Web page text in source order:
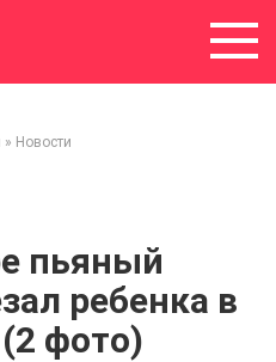
» Новости
пьяный
ребенка в
фото)